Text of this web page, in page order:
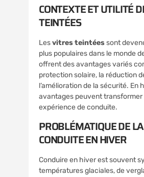
CONTEXTE ET UTILITÉ
TEINTÉES
Lesvitres teintéessont
plus populaires dans le monde
offrent des avantages variés
protection solaire, la réduction
l’amélioration de la sécurité. En
avantages peuvent
expérience de conduite.
PROBLÉMATIQUE DE LA
CONDUITE EN HIVER
Conduire en hiver est souvent
températures glaciales, de